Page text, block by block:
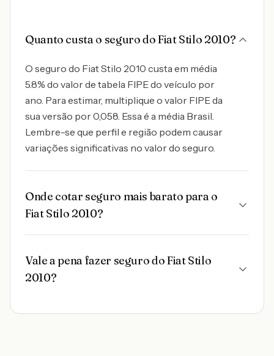
Quanto custa o seguro do Fiat Stilo 2010?
O seguro do Fiat Stilo 2010 custa em média
5.8% do valor de tabela FIPE do veículo por
ano. Para estimar, multiplique o valor FIPE da
sua versão por 0,058. Essa é a média Brasil.
Lembre-se que perfil e região podem causar
variações significativas no valor do seguro.
Onde cotar seguro mais barato para o
Fiat Stilo 2010?
Vale a pena fazer seguro do Fiat Stilo
2010?